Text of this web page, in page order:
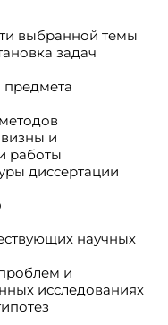
выбранной темы
задач
и
работы
диссертации
научных
и
исследованиях